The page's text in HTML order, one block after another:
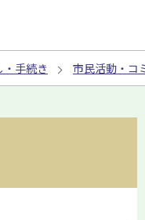
・手続き 市民活動・コ